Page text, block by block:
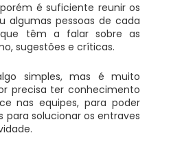
é suficiente reunir os
algumas pessoas de cada
têm a falar sobre as
sugestões e críticas.
simples, mas é muito
precisa ter conhecimento
nas equipes, para poder
para solucionar os entraves